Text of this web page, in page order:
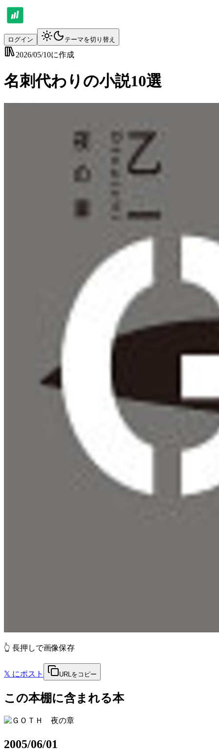
ログイン テーマを切り替え
2026/05/10に作成
名刺代わりの小説10選
👆 長押しで画像保存
𝕏 にポスト URLをコピー
この本棚に含まれる本
2005/06/01